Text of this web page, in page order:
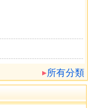
所有分類